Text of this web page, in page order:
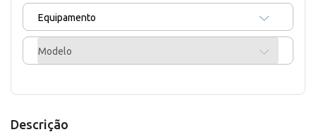
Equipamento
Modelo
Descrição